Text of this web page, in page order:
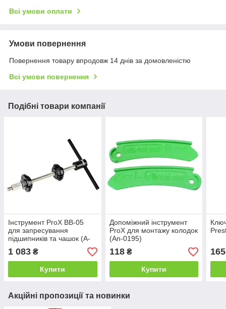
Всі умови оплати
Умови повернення
Повернення товару впродовж 14 днів за домовленістю
Всі умови повернення
Подібні товари компанії
Інструмент ProX BB-05
для запресування
підшипників та чашок (A-
N-0319)
1 083 ₴
Купити
Допоміжний інструмент
ProX для монтажу колодок
(An-0195)
118₴
Купити
165
Акційні пропозиції та новинки